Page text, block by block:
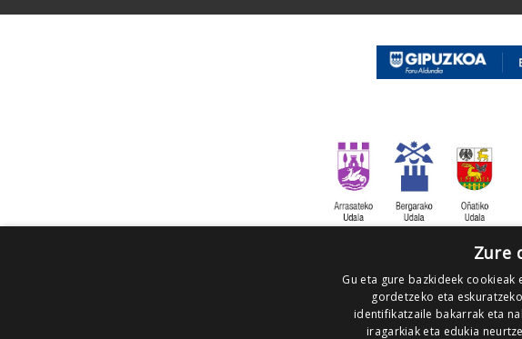
Zure
Gu eta gure bazkideek
gordetzeko eta
identifikatzaile bakarrak eta
iragarkiak eta edukia